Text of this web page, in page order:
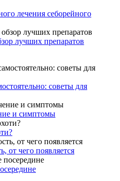
лечения себорейного
лучших препаратов
советы для
и симптомы
от чего появляется